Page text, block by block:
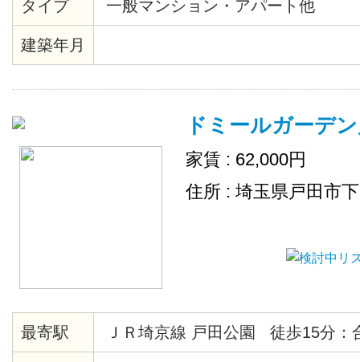
タイプ 一般マンション・アパート他
建築年月
ドミールガーデ
家賃 : 62,000円
住所 : 埼玉県戸田市
最寄駅 ＪＲ埼京線 戸田公園 徒歩15分：